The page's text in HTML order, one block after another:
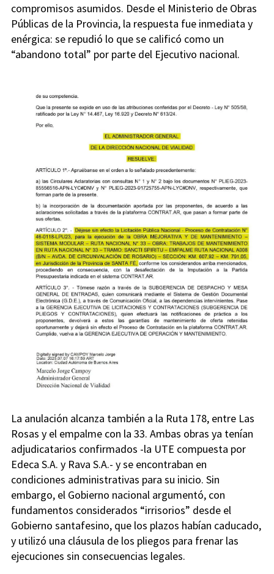
compromisos asumidos. Desde el Ministerio de Obras
Públicas de la Provincia, la respuesta fue inmediata y
enérgica: se repudió lo que se calificó como un
“abandono total” por parte del Ejecutivo nacional.
La anulación alcanza también a la Ruta 178, entre Las
Rosas y el empalme con la 33. Ambas obras ya tenían
adjudicatarios confirmados -la UTE compuesta por
Edeca S.A. y Rava S.A.- y se encontraban en
condiciones administrativas para su inicio. Sin
embargo, el Gobierno nacional argumentó, con
fundamentos considerados “irrisorios” desde el
Gobierno santafesino, que los plazos habían caducado,
y utilizó una cláusula de los pliegos para frenar las
ejecuciones sin consecuencias legales.